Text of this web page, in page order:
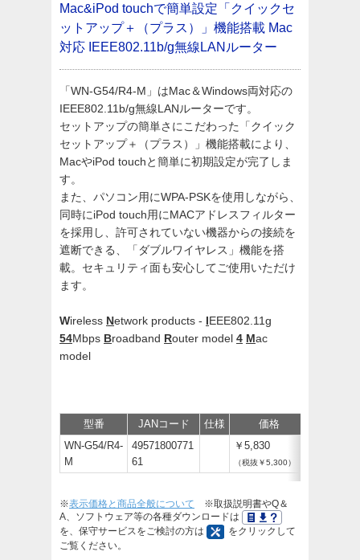
Mac&iPod touchで簡単設定「クイックセ
ットアップ＋（プラス）」機能搭載 Mac
対応 IEEE802.11b/g無線LANルーター
「WN-G54/R4-M」はMac＆Windows両対応の
IEEE802.11b/g無線LANルーターです。
セットアップの簡単さにこだわった「クイック
セットアップ＋（プラス）」機能搭載により、
MacやiPod touchと簡単に初期設定が完了しま
す。
また、パソコン用にWPA-PSKを使用しながら、
同時にiPod touch用にMACアドレスフィルター
を採用し、許可されていない機器からの接続を
遮断できる、「ダブルワイヤレス」機能を搭
載。セキュリティ面も安心してご使用いただけ
ます。
Wireless Network products - IEEE802.11g
54Mbps Broadband Router model 4 Mac
model
型番 JANコード 仕様 価格
WN-G54/R4-
M
49571800771
61
￥5,830
（税抜￥5,300）
※表示価格と商品全般について ※取扱説明書やQ＆
A、ソフトウェア等の各種ダウンロードは
を、保守サービスをご検討の方は
をクリックして
ご覧ください。